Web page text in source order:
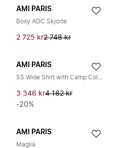
AMI PARIS
Boxy ADC Skjorte
2 725 kr2 748 kr
AMI PARIS
SS Wide Shirt with Camp Collar
3 346 kr4 182 kr
-20%
AMI PARIS
Maglia